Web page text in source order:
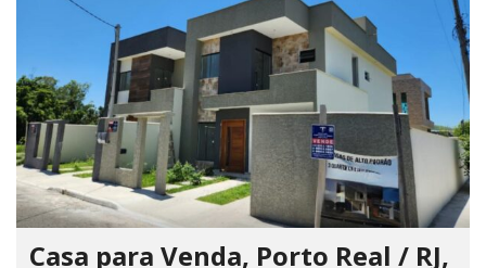
Casa para Venda, Porto Real / RJ,